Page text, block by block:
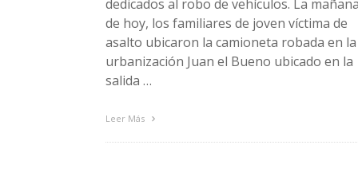
dedicados al robo de vehículos. La
de hoy, los familiares de joven víctima de
asalto ubicaron la camioneta robada en la
urbanización Juan el Bueno ubicado en la
salida …
Leer Más